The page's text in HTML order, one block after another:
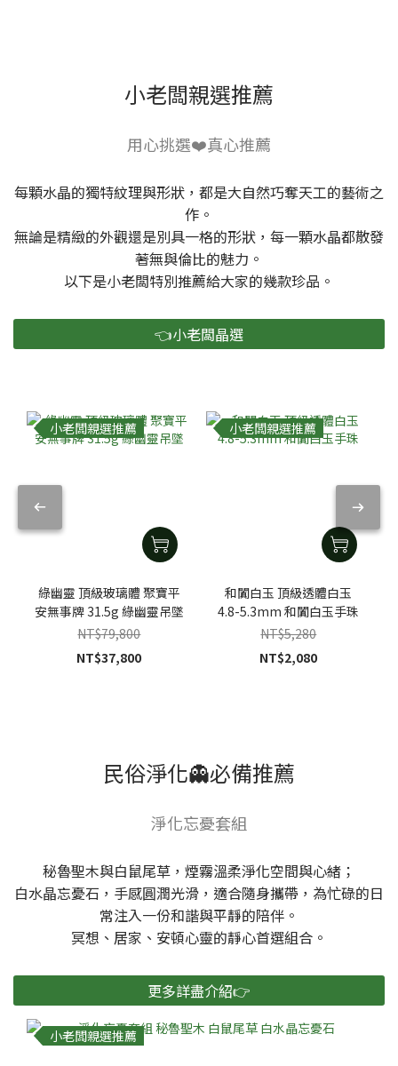
小老闆親選推薦
用心挑選❤️真心推薦
每顆水晶的獨特紋理與形狀，都是大自然巧奪天工的藝術之
作。
無論是精緻的外觀還是別具一格的形狀，每一顆水晶都散發
著無與倫比的魅力。
以下是小老闆特別推薦給大家的幾款珍品。
👈小老闆晶選
小老闆親選推薦
綠幽靈 頂級玻璃體 聚寶平
安無事牌 31.5g 綠幽靈吊墜
NT$79,800
NT$37,800
小老闆親選推薦
和闐白玉 頂級透體白玉
4.8-5.3mm 和闐白玉手珠
NT$5,280
NT$2,080
民俗淨化👻必備推薦
淨化忘憂套組
秘魯聖木與白鼠尾草，煙霧溫柔淨化空間與心緒；
白水晶忘憂石，手感圓潤光滑，適合隨身攜帶，為忙碌的日
常注入一份和諧與平靜的陪伴。
冥想、居家、安頓心靈的靜心首選組合。
更多詳盡介紹👉
小老闆親選推薦